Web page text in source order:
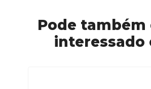
Pode também
interessado